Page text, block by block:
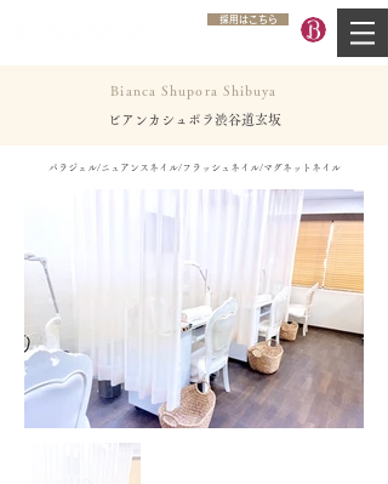
採用はこちら
Bianca Shupora Shibuya
ビアンカシュポラ渋谷道玄坂
パラジェル/ニュアンスネイル/フラッシュネイル/マグネットネイル